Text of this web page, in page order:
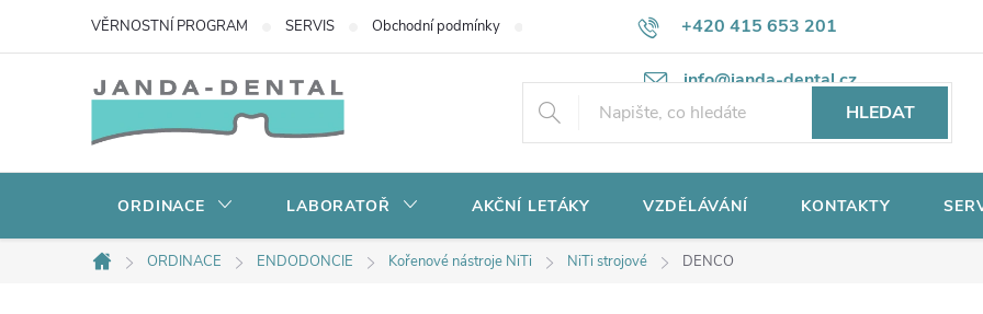
+420 415 653 201
info@janda-dental.cz
VĚRNOSTNÍ PROGRAM SERVIS Obchodní podmínky Potřebujete poradit? Ochrana osobních údajů
HLEDAT
ORDINACE LABORATOŘ AKČNÍ LETÁKY VZDĚLÁVÁNÍ KONTAKTY
Domů
ORDINACE ENDODONCIE Kořenové nástroje NiTi NiTi strojové DENCO